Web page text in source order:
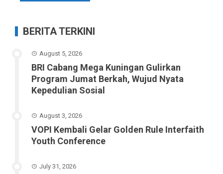
BERITA TERKINI
August 5, 2026
BRI Cabang Mega Kuningan Gulirkan
Program Jumat Berkah, Wujud Nyata
Kepedulian Sosial
August 3, 2026
VOPI Kembali Gelar Golden Rule Interfaith
Youth Conference
July 31, 2026